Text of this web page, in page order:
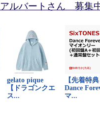
ルバートさん 募集